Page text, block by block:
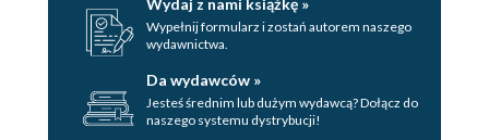
Wypełnij formularz i zostań autorem naszego
wydawnictwa.
Da wydawców »
Jesteś średnim lub dużym wydawcą? Dołącz do
naszego systemu dystrybucji!